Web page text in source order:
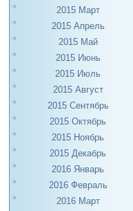
2015 Март
2015 Апрель
2015 Май
2015 Июнь
2015 Июль
2015 Август
2015 Сентябрь
2015 Октябрь
2015 Ноябрь
2015 Декабрь
2016 Январь
2016 Февраль
2016 Март